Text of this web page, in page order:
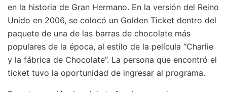
en la historia de Gran Hermano. En la versión del Reino
Unido en 2006, se colocó un Golden Ticket dentro del
paquete de una de las barras de chocolate más
populares de la época, al estilo de la película “Charlie
y la fábrica de Chocolate”. La persona que encontró el
ticket tuvo la oportunidad de ingresar al programa.